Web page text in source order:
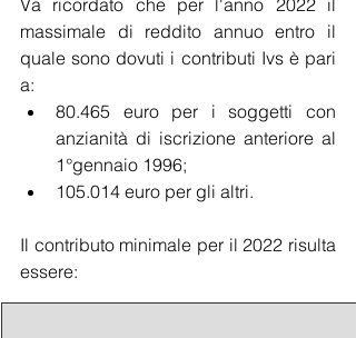
Va ricordato che per l'anno 2022 il
massimale di reddito annuo entro il
quale sono dovuti i contributi Ivs è pari
a:
80.465 euro per i soggetti con
anzianità di iscrizione anteriore al
1°gennaio 1996;
105.014 euro per gli altri.
Il contributo minimale per il 2022 risulta
essere: